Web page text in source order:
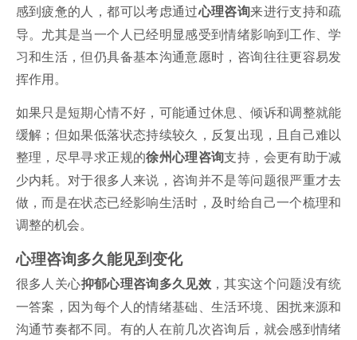
感到疲惫的人，都可以考虑通过心理咨询来进行支持和疏
导。尤其是当一个人已经明显感受到情绪影响到工作、学
习和生活，但仍具备基本沟通意愿时，咨询往往更容易发
挥作用。
如果只是短期心情不好，可能通过休息、倾诉和调整就能
缓解；但如果低落状态持续较久，反复出现，且自己难以
整理，尽早寻求正规的徐州心理咨询支持，会更有助于减
少内耗。对于很多人来说，咨询并不是等问题很严重才去
做，而是在状态已经影响生活时，及时给自己一个梳理和
调整的机会。
心理咨询多久能见到变化
很多人关心抑郁心理咨询多久见效 ，其实这个问题没有统
一答案，因为每个人的情绪基础、生活环境、困扰来源和
沟通节奏都不同。有的人在前几次咨询后，就会感到情绪